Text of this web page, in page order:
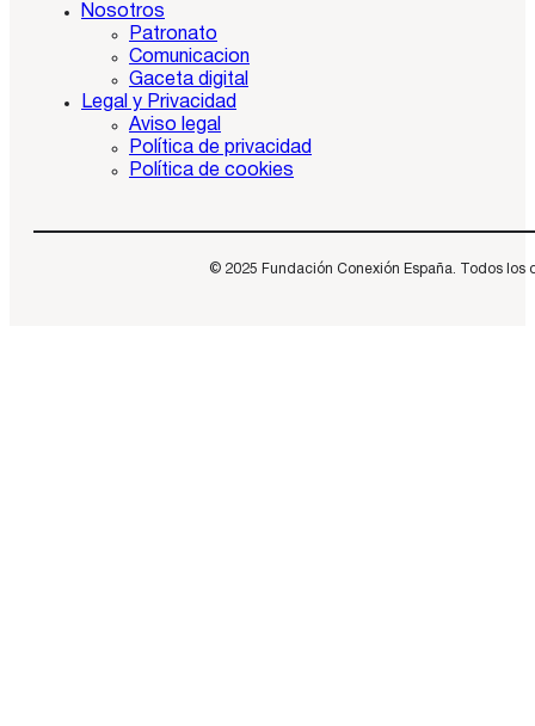
Nosotros
Patronato
Comunicacion
Gaceta digital
Legal y Privacidad
Aviso legal
Política de privacidad
Política de cookies
© 2025 Fundación Conexión España. Todos los